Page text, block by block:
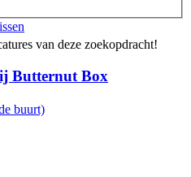
van deze zoekopdracht!
Butternut Box
buurt)